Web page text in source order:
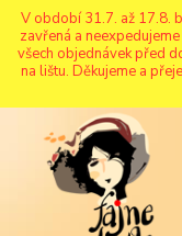
V období 31.7. až 17.8.
zavřená a
všech objednávek před
na lištu. Děkujeme a